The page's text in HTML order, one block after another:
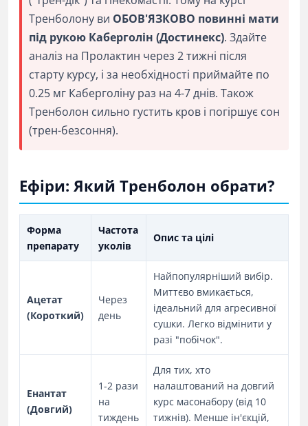
Тренболону ви ОБОВ'ЯЗКОВО повинні мати
під рукою Каберголін (Достинекс). Здайте
аналіз на Пролактин через 2 тижні після
старту курсу, і за необхідності приймайте по
0.25 мг Каберголіну раз на 4-7 днів. Також
Тренболон сильно густить кров і погіршує сон
(трен-безсоння).
Ефіри: Який Тренболон обрати?
Форма
препарату
Частота
уколів
Опис та цілі
Ацетат
(Короткий)
Через
день
Найпопулярніший вибір.
Миттєво вмикається,
ідеальний для агресивної
сушки. Легко відмінити у
разі "побічок".
Енантат
(Довгий)
1-2 рази
на
тиждень
Для тих, хто
налаштований на довгий
курс масонабору (від 10
тижнів). Менше ін'єкцій,